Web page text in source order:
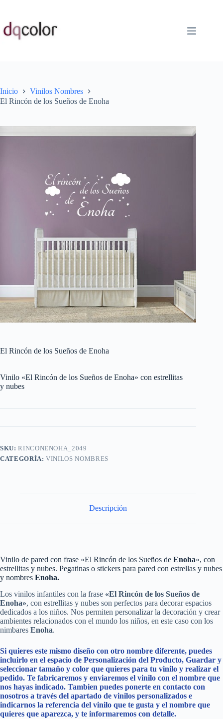
contenido
Inicio
Vinilos Nombres
El Rincón de los Sueños de Enoha
El Rincón de los Sueños de Enoha
Vinilo «El Rincón de los Sueños de Enoha» con estrellitas
y nubes
SKU:RINCONENOHA_2049
CATEGORÍA:VINILOS NOMBRES
Descripción
Vinilo de pared con frase «El Rincón de los Sueños de Enoha«, con
estrellitas y nubes. Pegatinas o stickers para pared con estrellas y nubes
y nombres Enoha.
Los vinilos infantiles con la frase «El Rincón de los Sueños de
Enoha», con estrellitas y nubes son perfectos para decorar espacios
dedicados a los niños. Nos permiten personalizar la decoración y crear
ambientes relacionados con el mundo los niños, en este caso con los
nimbares Enoha.
Si quieres este mismo diseño con otro nombre diferente, puedes
incluirlo en el espacio de Personalización del Producto, Guardar y
seleccionar tamaño y color que quieres para tu vinilo y realizar el
pedido. Te fabricaremos y enviaremos el vinilo con el nombre que
nos hayas indicado. Tambien puedes ponerte en contacto con
nosotros a través del apartado de vinilos personalizados e
indicarnos la referencia del vinilo que te gusta y el nombre que
quieres que aparezca, y te informaremos con detalle.